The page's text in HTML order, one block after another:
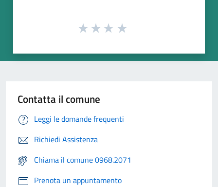
Contatta il comune
Leggi le domande frequenti
Richiedi Assistenza
Chiama il comune 0968.2071
Prenota un appuntamento